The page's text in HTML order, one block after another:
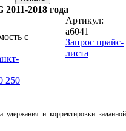
2018 года
с
250
Артикул:
a6041
Запрос прайс-
листа
удержания и корректировкизаданной